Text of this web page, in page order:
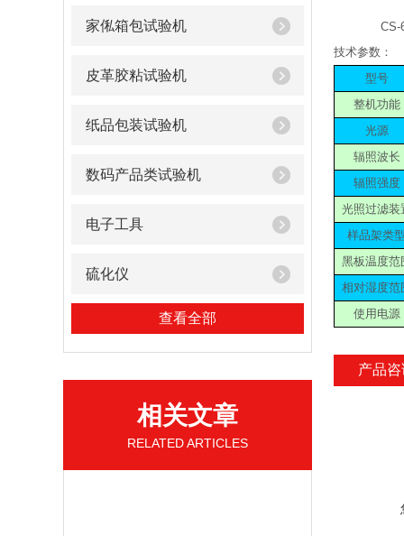
家俬箱包试验机
皮革胶粘试验机
纸品包装试验机
数码产品类试验机
电子工具
硫化仪
查看全部
相关文章
RELATED ARTICLES
CS-6灯
技术参数：
型号
整机功能
光源
辐照波长
辐照强度
光照过滤装
样品架类
黑板温度范
相对湿度范
使用电源
产品